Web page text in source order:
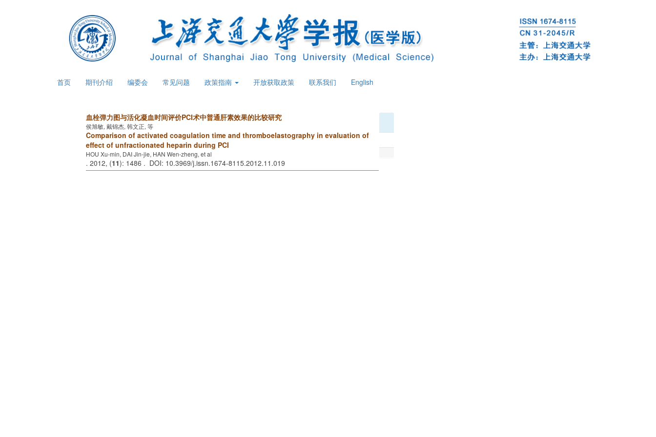
首页 期刊介绍 编委会 常见问题 政策指南 开放获取政策 联系我们 English
血栓弹力图与活化凝血时间评价PCI术中普通肝素效果的比较研究
侯旭敏, 戴锦杰, 韩文正, 等
Comparison of activated coagulation time and thromboelastography in evaluation of
effect of unfractionated heparin during PCI
HOU Xu-min, DAI Jin-jie, HAN Wen-zheng, et al
. 2012, (11): 1486 . DOI: 10.3969/j.issn.1674-8115.2012.11.019